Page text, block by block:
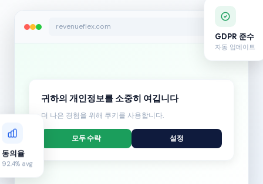
revenueflex.com
귀하의 개인정보를 소중히 여깁니다
더 나은 경험을 위해 쿠키를 사용합니다.
모두 수락 설정
GDPR 준수
자동 업데이트
동의율
92.4% avg